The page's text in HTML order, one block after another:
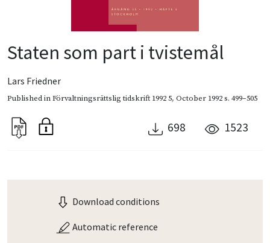
Staten som part i tvistemål
Lars Friedner
Published inFörvaltningsrättslig tidskrift 1992 5, October 1992s. 499–505
698 1523
Download conditions
Automatic reference